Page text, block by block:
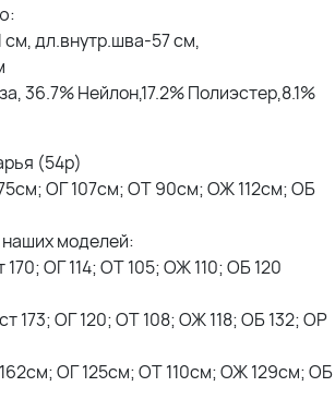
дл.внутр.шва-57 см,
36.7% Нейлон,17.2% Полиэстер,8.1%
(54р)
ОГ 107см; ОТ 90см; ОЖ 112см; ОБ
моделей:
ОГ 114; ОТ 105; ОЖ 110; ОБ 120
173; ОГ 120; ОТ 108; ОЖ 118; ОБ 132; ОР
ОГ 125см; ОТ 110см; ОЖ 129см; ОБ